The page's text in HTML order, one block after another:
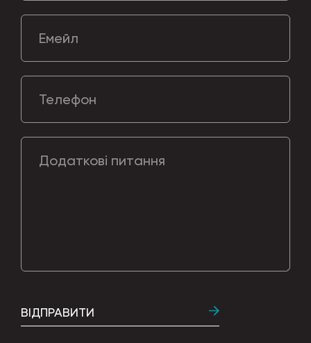
Емейл
Телефон
Додаткові питання
ВІДПРАВИТИ